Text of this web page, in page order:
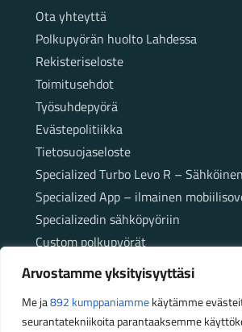
Arvostamme yksityisyyttäsi
Me ja892 kumppaniammekäytämme
seurantatekniikoita parantaaksemme
SivutOta yhteyttä
Polkupyörän huolto Lahdessa
Rekisteriseloste
Toimitusehdot
Työsuhdepyörä
Evästepolitiikka
Tietosuojaseloste
Specialized Turbo Levo R –
Specialized App – ilmainen
Specializedin sähköpyöriin
Custom polkupyörät
Fatbikellä helppoa ja huoletonta
maastossa